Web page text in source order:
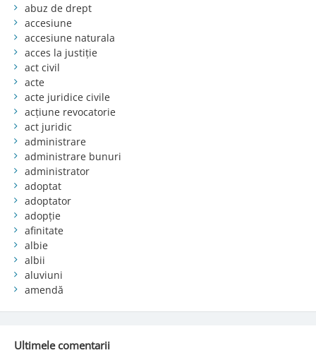
abuz de drept
accesiune
accesiune naturala
acces la justiție
act civil
acte
acte juridice civile
acțiune revocatorie
act juridic
administrare
administrare bunuri
administrator
adoptat
adoptator
adopție
afinitate
albie
albii
aluviuni
amendă
Ultimele comentarii